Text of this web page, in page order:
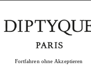
Fortfahren ohne Akzeptieren